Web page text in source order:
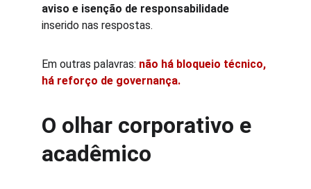
aviso e isenção de responsabilidade
inserido nas respostas.
Em outras palavras: não há bloqueio técnico,
há reforço de governança.
O olhar corporativo e
acadêmico